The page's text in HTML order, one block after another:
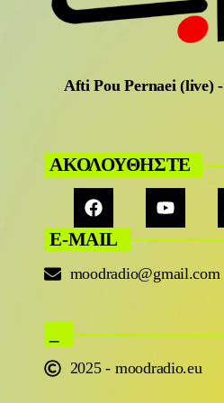
Afti Pou Pernaei (live)-
ΑΚΟΛΟΥΘΗΣΤΕ
E-MAIL
moodradio@gmail.com
2025 - moodradio.eu